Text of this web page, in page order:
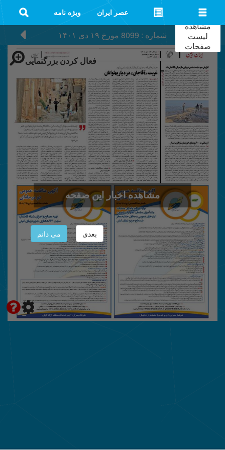
عصر ایران ویژه نامه
شماره : 8099 مورخ ۱۹ دی ۱۴۰۱
فعال کردن بزرگنمایی
مشاهده اخبار این صفحه
مشاهده
لیست
صفحات
بعدی می دانم